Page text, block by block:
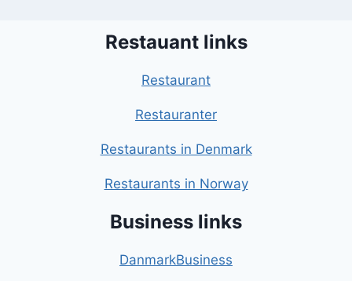
Restauant links
Restaurant
Restauranter
Restaurants in Denmark
Restaurants in Norway
Business links
DanmarkBusiness